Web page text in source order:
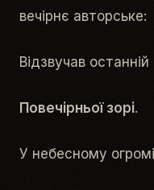
вечірнє авторське:
Відзвучав
Повечірньої зорі.
У небесному огромі